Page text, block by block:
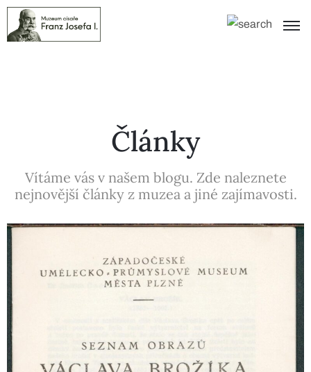
Články
Vítáme vás v našem blogu. Zde naleznete
nejnovější články z muzea a jiné zajímavosti.